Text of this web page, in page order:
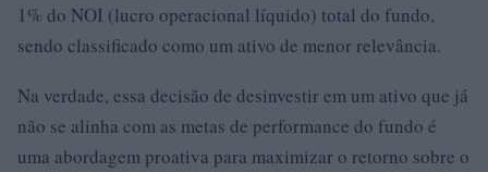
1% do NOI (lucro operacional líquido) total do fundo,
sendo classificado como um ativo de menor relevância.
Na verdade, essa decisão de desinvestir em um ativo que já
não se alinha com as metas de performance do fundo é
uma abordagem proativa para maximizar o retorno sobre o